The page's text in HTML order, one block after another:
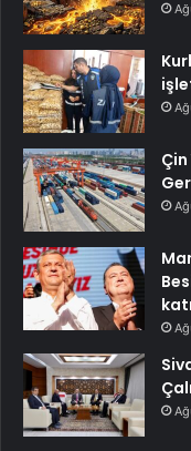
Çin